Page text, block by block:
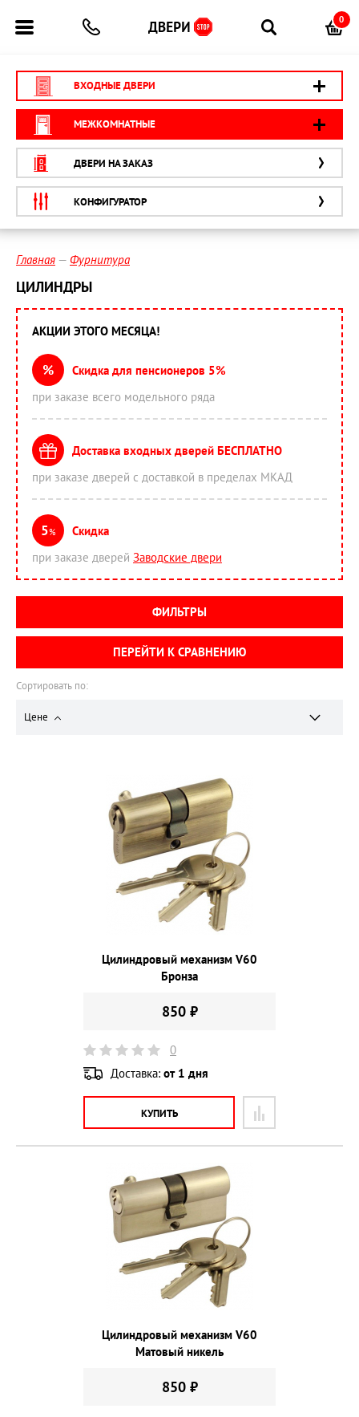
0
ВХОДНЫЕ ДВЕРИ
МЕЖКОМНАТНЫЕ
ДВЕРИ НА ЗАКАЗ
КОНФИГУРАТОР
Главная Фурнитура
ЦИЛИНДРЫ
Сортировать по:
Цене
Цилиндровый механизм V60
Бронза
850 ₽
0
Доставка: от 1 дня
КУПИТЬ
Цилиндровый механизм V60
Матовый никель
850 ₽
АКЦИИ ЭТОГО МЕСЯЦА!
%
Скидка для пенсионеров 5%
при заказе всего модельного ряда
Доставка входных дверей БЕСПЛАТНО
при заказе дверей с доставкой в пределах МКАД
5%
Скидка
при заказе дверей Заводские двери
ФИЛЬТРЫ
ПЕРЕЙТИ К СРАВНЕНИЮ